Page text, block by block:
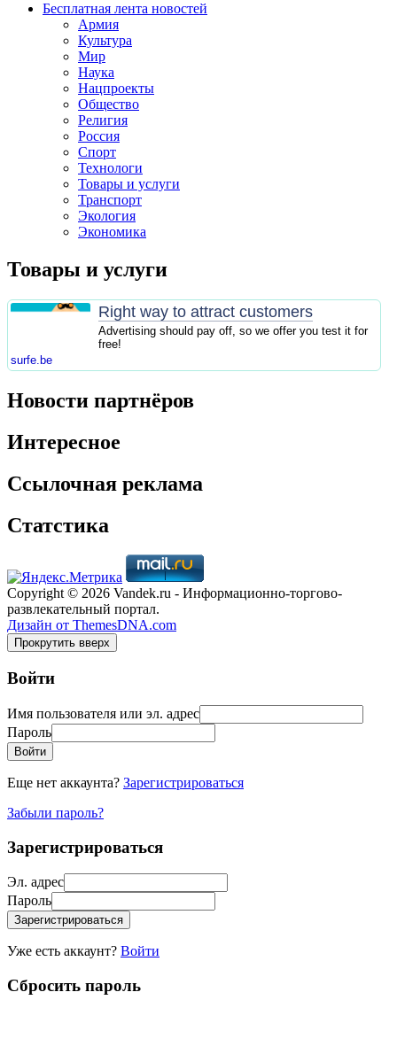
Бесплатная лента новостей
Армия
Культура
Мир
Наука
Нацпроекты
Общество
Религия
Россия
Спорт
Технологи
Товары и услуги
Транспорт
Экология
Экономика
Товары и услуги
Right way to attract customers
Advertising should pay off, so we offer you test it for
free!
surfe.be
Новости партнёров
Интересное
Ссылочная реклама
Статстика
Copyright © 2026 Vandek.ru - Информационно-торгово-
развлекательный портал.
Дизайн от ThemesDNA.com
Прокрутить вверх
Войти
Имя пользователя или эл. адрес
Пароль
Войти
Еще нет аккаунта? Зарегистрироваться
Забыли пароль?
Зарегистрироваться
Эл. адрес
Пароль
Зарегистрироваться
Уже есть аккаунт? Войти
Сбросить пароль